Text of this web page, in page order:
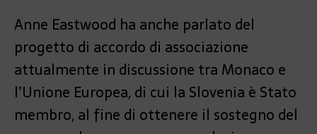
Anne Eastwood ha anche parlato del
progetto di accordo di associazione
attualmente in discussione tra Monaco e
l’Unione Europea, di cui la Slovenia è Stato
membro, al fine di ottenere il sostegno del